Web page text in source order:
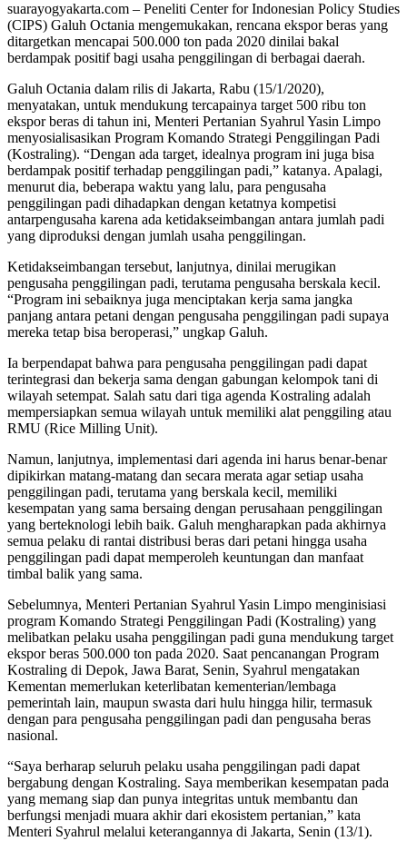
suarayogyakarta.com – Peneliti Center for Indonesian Policy Studies
(CIPS) Galuh Octania mengemukakan, rencana ekspor beras yang
ditargetkan mencapai 500.000 ton pada 2020 dinilai bakal
berdampak positif bagi usaha penggilingan di berbagai daerah.
Galuh Octania dalam rilis di Jakarta, Rabu (15/1/2020),
menyatakan, untuk mendukung tercapainya target 500 ribu ton
ekspor beras di tahun ini, Menteri Pertanian Syahrul Yasin Limpo
menyosialisasikan Program Komando Strategi Penggilingan Padi
(Kostraling). “Dengan ada target, idealnya program ini juga bisa
berdampak positif terhadap penggilingan padi,” katanya. Apalagi,
menurut dia, beberapa waktu yang lalu, para pengusaha
penggilingan padi dihadapkan dengan ketatnya kompetisi
antarpengusaha karena ada ketidakseimbangan antara jumlah padi
yang diproduksi dengan jumlah usaha penggilingan.
Ketidakseimbangan tersebut, lanjutnya, dinilai merugikan
pengusaha penggilingan padi, terutama pengusaha berskala kecil.
“Program ini sebaiknya juga menciptakan kerja sama jangka
panjang antara petani dengan pengusaha penggilingan padi supaya
mereka tetap bisa beroperasi,” ungkap Galuh.
Ia berpendapat bahwa para pengusaha penggilingan padi dapat
terintegrasi dan bekerja sama dengan gabungan kelompok tani di
wilayah setempat. Salah satu dari tiga agenda Kostraling adalah
mempersiapkan semua wilayah untuk memiliki alat penggiling atau
RMU (Rice Milling Unit).
Namun, lanjutnya, implementasi dari agenda ini harus benar-benar
dipikirkan matang-matang dan secara merata agar setiap usaha
penggilingan padi, terutama yang berskala kecil, memiliki
kesempatan yang sama bersaing dengan perusahaan penggilingan
yang berteknologi lebih baik. Galuh mengharapkan pada akhirnya
semua pelaku di rantai distribusi beras dari petani hingga usaha
penggilingan padi dapat memperoleh keuntungan dan manfaat
timbal balik yang sama.
Sebelumnya, Menteri Pertanian Syahrul Yasin Limpo menginisiasi
program Komando Strategi Penggilingan Padi (Kostraling) yang
melibatkan pelaku usaha penggilingan padi guna mendukung target
ekspor beras 500.000 ton pada 2020. Saat pencanangan Program
Kostraling di Depok, Jawa Barat, Senin, Syahrul mengatakan
Kementan memerlukan keterlibatan kementerian/lembaga
pemerintah lain, maupun swasta dari hulu hingga hilir, termasuk
dengan para pengusaha penggilingan padi dan pengusaha beras
nasional.
“Saya berharap seluruh pelaku usaha penggilingan padi dapat
bergabung dengan Kostraling. Saya memberikan kesempatan pada
yang memang siap dan punya integritas untuk membantu dan
berfungsi menjadi muara akhir dari ekosistem pertanian,” kata
Menteri Syahrul melalui keterangannya di Jakarta, Senin (13/1).